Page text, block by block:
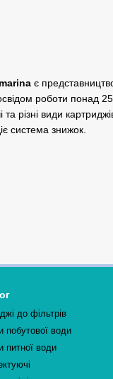
є
роботи понад
різні види
система знижок.
до фільтрів
побутової води
питної води